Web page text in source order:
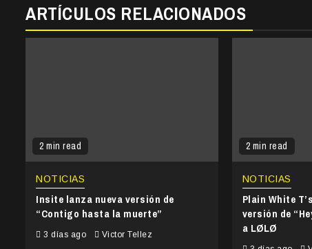
ARTÍCULOS RELACIONADOS
2 min read
NOTICIAS
Insite lanza nueva versión de
“Contigo hasta la muerte”
3 días ago Victor Tellez
2 min read
NOTICIAS
Plain White
versión de
a LØLØ